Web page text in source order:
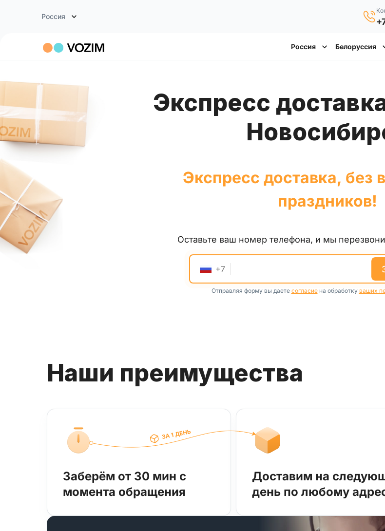
Россия
Россия Белоруссия
Экспресс доставка Москва -
Экспресс доставка, без
праздников!
Оставьте ваш номер телефона, и мы
+7
Отправляя форму вы даете согласиена обработку ваших
Наши преимущества
Заберём от 30 мин с
момента обращения
Доставим на следующий
день по любому